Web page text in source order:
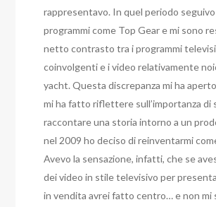
rappresentavo. In quel periodo
programmi come Top Gear e mi sono
netto contrasto tra i programmi
coinvolgenti e i video relativamente
yacht. Questa discrepanza mi ha
mi ha fatto riflettere sull’importanza di
raccontare una storia intorno a un
nel 2009 ho deciso di reinventarmi
Avevo la sensazione, infatti, che se
dei video in stile televisivo per
in vendita avrei fatto centro… e non mi